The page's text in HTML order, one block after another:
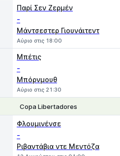
Παρί Σεν Ζερμέν
-
Μάντσεστερ Γιουνάιτεντ
Αύριο στις 18:00
Μπέτις
-
Μπόρνμουθ
Αύριο στις 21:30
Copa Libertadores
Φλουμινένσε
-
Ριβαντάβια ντε Μεντόζα